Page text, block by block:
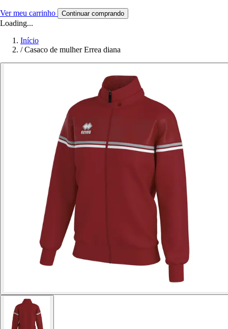
Ver meu carrinho Continuar comprando
Loading...
Início
/ Casaco de mulher Errea diana